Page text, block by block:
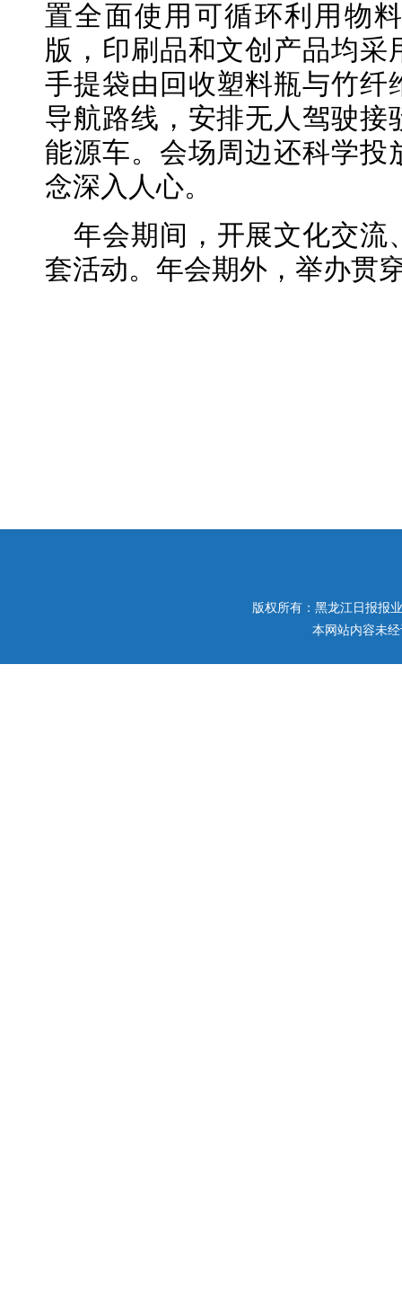
置全面使用可循环利用物
版，印刷品和文创产品均
手提袋由回收塑料瓶与竹纤
导航路线，安排无人驾驶
能源车。会场周边还科学投
念深入人心。
年会期间，开展文化交流
套活动。年会期外，举办贯
版权所有：黑龙江日报报
本网站内容未